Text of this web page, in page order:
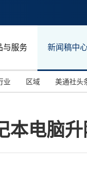
与服务 新闻稿中
业 区域 美通社头
本电脑